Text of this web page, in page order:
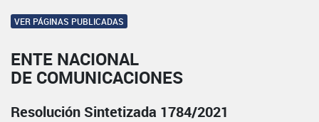
VER PÁGINAS PUBLICADAS
ENTE NACIONAL
DE COMUNICACIONES
Resolución Sintetizada 1784/2021